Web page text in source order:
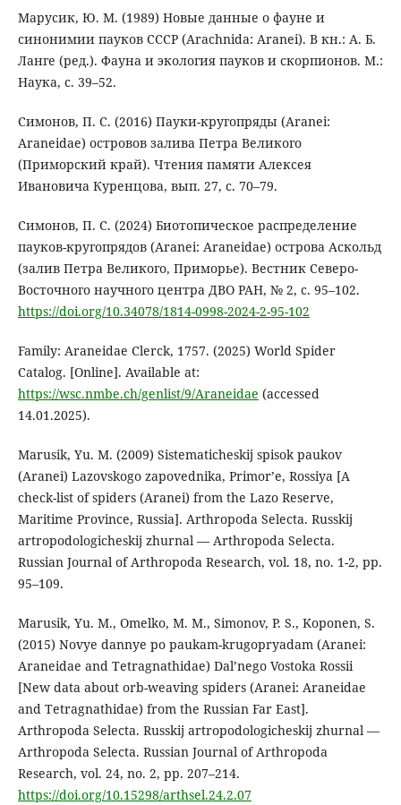
Марусик, Ю. М. (1989) Новые данные о фауне и
синонимии пауков СССР (Arachnida: Aranei). В кн.: А. Б.
Ланге (ред.). Фауна и экология пауков и скорпионов. М.:
Наука, с. 39–52.
Симонов, П. С. (2016) Пауки-кругопряды (Aranei:
Araneidae) островов залива Петра Великого
(Приморский край). Чтения памяти Алексея
Ивановича Куренцова, вып. 27, с. 70–79.
Симонов, П. С. (2024) Биотопическое распределение
пауков-кругопрядов (Aranei: Araneidae) острова Аскольд
(залив Петра Великого, Приморье). Вестник Северо-
Восточного научного центра ДВО РАН, № 2, с. 95–102.
https://doi.org/10.34078/1814-0998-2024-2-95-102
Family: Araneidae Clerck, 1757. (2025) World Spider
Catalog. [Online]. Available at:
https://wsc.nmbe.ch/genlist/9/Araneidae (accessed
14.01.2025).
Marusik, Yu. M. (2009) Sistematicheskij spisok paukov
(Aranei) Lazovskogo zapovednika, Primor’e, Rossiya [A
check-list of spiders (Aranei) from the Lazo Reserve,
Maritime Province, Russia]. Arthropoda Selecta. Russkij
artropodologicheskij zhurnal — Arthropoda Selecta.
Russian Journal of Arthropoda Research, vol. 18, no. 1-2, pp.
95–109.
Marusik, Yu. M., Omelko, M. M., Simonov, P. S., Koponen, S.
(2015) Novye dannye po paukam-krugopryadam (Aranei:
Araneidae and Tetragnathidae) Dal’nego Vostoka Rossii
[New data about orb-weaving spiders (Aranei: Araneidae
and Tetragnathidae) from the Russian Far East].
Arthropoda Selecta. Russkij artropodologicheskij zhurnal —
Arthropoda Selecta. Russian Journal of Arthropoda
Research, vol. 24, no. 2, pp. 207–214.
https://doi.org/10.15298/arthsel.24.2.07